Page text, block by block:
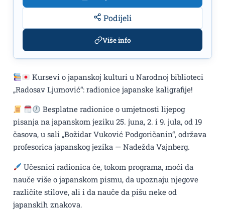
Kursevi o japanskoj kulturi u Narodnoj biblioteci
„Radosav Ljumović“: radionice japanske kaligrafije!
Besplatne radionice o umjetnosti lijepog
pisanja na japanskom jeziku 25. juna, 2. i 9. jula, od 19
časova, u sali „Božidar Vuković Podgoričanin“, održava
profesorica japanskog jezika — Nadežda Vajnberg.
Učesnici radionica će, tokom programa, moći da
nauče više o japanskom pismu, da upoznaju njegove
različite stilove, ali i da nauče da pišu neke od
japanskih znakova.
Podijeli
Više info